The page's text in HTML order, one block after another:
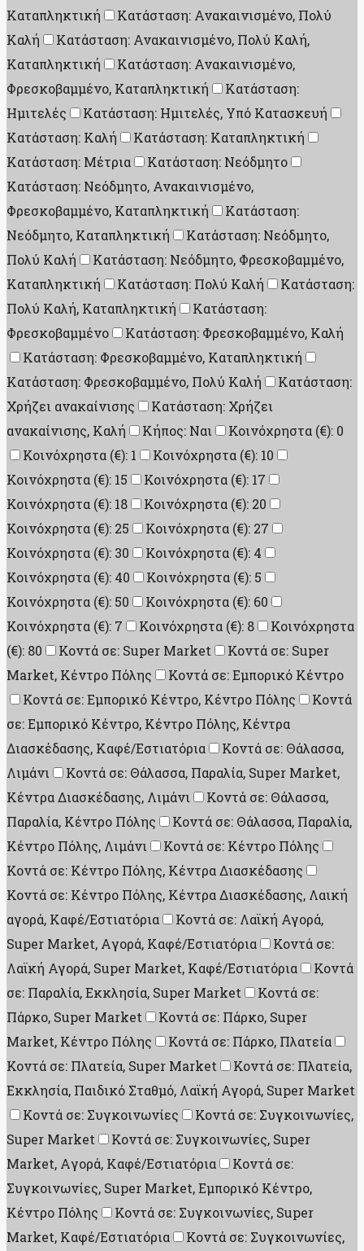
Καταπληκτική
Κατάσταση: Ανακαινισμένο, Πολύ
Καλή
Κατάσταση: Ανακαινισμένο, Πολύ Καλή,
Καταπληκτική
Κατάσταση: Ανακαινισμένο,
Φρεσκοβαμμένο, Καταπληκτική
Κατάσταση:
Ημιτελές
Κατάσταση: Ημιτελές, Υπό Κατασκευή
Κατάσταση: Καλή
Κατάσταση: Καταπληκτική
Κατάσταση: Μέτρια
Κατάσταση: Νεόδμητο
Κατάσταση: Νεόδμητο, Ανακαινισμένο,
Φρεσκοβαμμένο, Καταπληκτική
Κατάσταση:
Νεόδμητο, Καταπληκτική
Κατάσταση: Νεόδμητο,
Πολύ Καλή
Κατάσταση: Νεόδμητο, Φρεσκοβαμμένο,
Καταπληκτική
Κατάσταση: Πολύ Καλή
Κατάσταση:
Πολύ Καλή, Καταπληκτική
Κατάσταση:
Φρεσκοβαμμένο
Κατάσταση: Φρεσκοβαμμένο, Καλή
Κατάσταση: Φρεσκοβαμμένο, Καταπληκτική
Κατάσταση: Φρεσκοβαμμένο, Πολύ Καλή
Κατάσταση:
Χρήζει ανακαίνισης
Κατάσταση: Χρήζει
ανακαίνισης, Καλή
Κήπος: Ναι
Κοινόχρηστα (€): 0
Κοινόχρηστα (€): 1
Κοινόχρηστα (€): 10
Κοινόχρηστα (€): 15
Κοινόχρηστα (€): 17
Κοινόχρηστα (€): 18
Κοινόχρηστα (€): 20
Κοινόχρηστα (€): 25
Κοινόχρηστα (€): 27
Κοινόχρηστα (€): 30
Κοινόχρηστα (€): 4
Κοινόχρηστα (€): 40
Κοινόχρηστα (€): 5
Κοινόχρηστα (€): 50
Κοινόχρηστα (€): 60
Κοινόχρηστα (€): 7
Κοινόχρηστα (€): 8
Κοινόχρηστα
(€): 80
Κοντά σε: Super Market
Κοντά σε: Super
Market, Κέντρο Πόλης
Κοντά σε: Εμπορικό Κέντρο
Κοντά σε: Εμπορικό Κέντρο, Κέντρο Πόλης
Κοντά
σε: Εμπορικό Κέντρο, Κέντρο Πόλης, Κέντρα
Διασκέδασης, Καφέ/Εστιατόρια
Κοντά σε: Θάλασσα,
Λιμάνι
Κοντά σε: Θάλασσα, Παραλία, Super Market,
Κέντρα Διασκέδασης, Λιμάνι
Κοντά σε: Θάλασσα,
Παραλία, Κέντρο Πόλης
Κοντά σε: Θάλασσα, Παραλία,
Κέντρο Πόλης, Λιμάνι
Κοντά σε: Κέντρο Πόλης
Κοντά σε: Κέντρο Πόλης, Κέντρα Διασκέδασης
Κοντά σε: Κέντρο Πόλης, Κέντρα Διασκέδασης, Λαική
αγορά, Καφέ/Εστιατόρια
Κοντά σε: Λαϊκή Αγορά,
Super Market, Aγορά, Καφέ/Εστιατόρια
Κοντά σε:
Λαϊκή Αγορά, Super Market, Καφέ/Εστιατόρια
Κοντά
σε: Παραλία, Εκκλησία, Super Market
Κοντά σε:
Πάρκο, Super Market
Κοντά σε: Πάρκο, Super
Market, Κέντρο Πόλης
Κοντά σε: Πάρκο, Πλατεία
Κοντά σε: Πλατεία, Super Market
Κοντά σε: Πλατεία,
Εκκλησία, Παιδικό Σταθμό, Λαϊκή Αγορά, Super Market
Κοντά σε: Συγκοινωνίες
Κοντά σε: Συγκοινωνίες,
Super Market
Κοντά σε: Συγκοινωνίες, Super
Market, Aγορά, Καφέ/Εστιατόρια
Κοντά σε:
Συγκοινωνίες, Super Market, Εμπορικό Κέντρο,
Κέντρο Πόλης
Κοντά σε: Συγκοινωνίες, Super
Market, Καφέ/Εστιατόρια
Κοντά σε: Συγκοινωνίες,